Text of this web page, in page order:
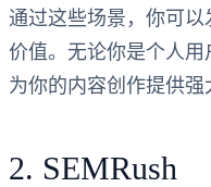
通过这些场景，你可以
价值。无论你是个人
为你的内容创作提供强
2. SEMRush